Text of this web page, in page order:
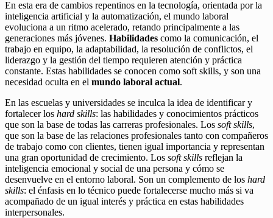
En esta era de cambios repentinos en la tecnología, orientada por la
inteligencia artificial y la automatización, el mundo laboral
evoluciona a un ritmo acelerado, retando principalmente a las
generaciones más jóvenes. Habilidades como la comunicación, el
trabajo en equipo, la adaptabilidad, la resolución de conflictos, el
liderazgo y la gestión del tiempo requieren atención y práctica
constante. Estas habilidades se conocen como soft skills, y son una
necesidad oculta en el mundo laboral actual.
En las escuelas y universidades se inculca la idea de identificar y
fortalecer los hard skills: las habilidades y conocimientos prácticos
que son la base de todas las carreras profesionales. Los soft skills,
que son la base de las relaciones profesionales tanto con compañeros
de trabajo como con clientes, tienen igual importancia y representan
una gran oportunidad de crecimiento. Los soft skills reflejan la
inteligencia emocional y social de una persona y cómo se
desenvuelve en el entorno laboral. Son un complemento de los hard
skills: el énfasis en lo técnico puede fortalecerse mucho más si va
acompañado de un igual interés y práctica en estas habilidades
interpersonales.